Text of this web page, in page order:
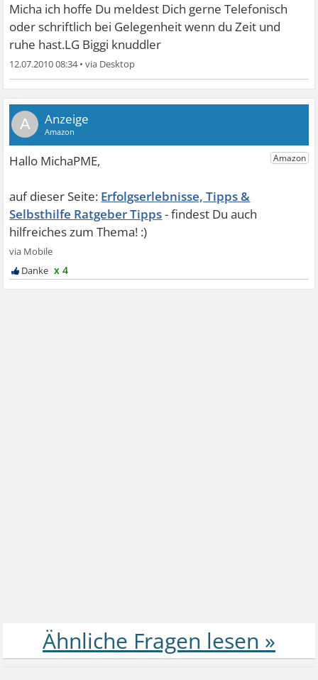
Micha ich hoffe Du meldest Dich gerne Telefonisch
oder schriftlich bei Gelegenheit wenn du Zeit und
ruhe hast.LG Biggi knuddler
12.07.2010 08:34•
A
Erfolgserlebnisse, Tipps &
Selbsthilfe Ratgeber Tipps
x 4